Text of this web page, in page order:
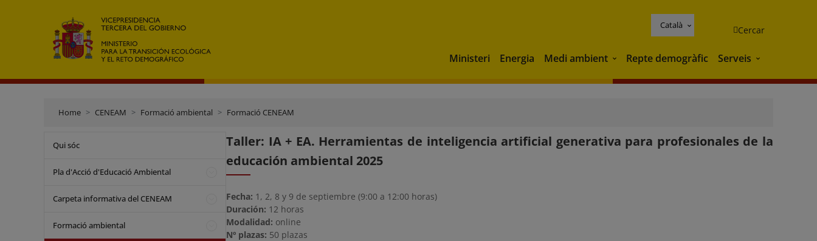
Català Cercar
Ministeri Energia Medi ambient Medi ambient
Repte demogràfic Serveis Serveis
Home CENEAM Formació ambiental Formació CENEAM
Qui sóc
Pla d'Acció d'Educació Ambiental
Carpeta informativa del CENEAM
Formació ambiental
Taller: IA + EA. Herramientas de inteligencia artificial generativa para profesionales de la
educación ambiental 2025
Fecha: 1, 2, 8 y 9 de septiembre (9:00 a 12:00 horas)
Duración: 12 horas
Modalidad: online
Nº plazas: 50 plazas